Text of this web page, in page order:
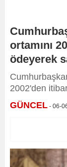
ortamını
ödeyerek
2002'den
GÜNCEL - 06-